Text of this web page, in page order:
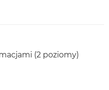
(2 poziomy)